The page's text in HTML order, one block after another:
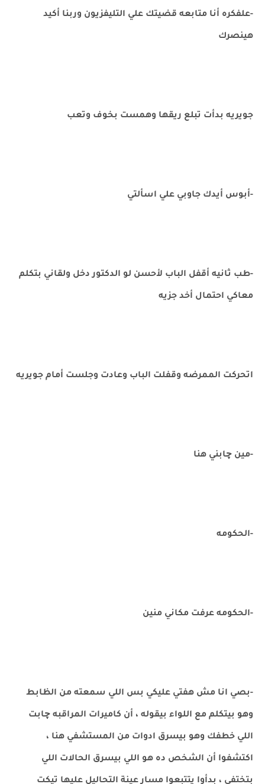
-علفكره أنا متابعه قضيتك علي التليفزيون وربنا أكيد
هينصرك
جويريه بدأت تبلع ريقها وهمست بخوف وتعب
-أبوس أيدك جاوبي علي اسألتي
-طب ثانيه أقفل الباب لأحسن لو الدكتور دخل ولقاني بتكلم
معاكي احتمال أخد جزيه
اتحركت الممرضه وقفلت الباب وعادت وجلست أمام جويريه
-مين چابني هنا
-الحكومه
-الحكومه عرفت مكاني منين
-بصي انا مش هفتي عليكي بس اللي سمعته من الظابط
وهو بيتكلم مع اللواء بيقوله ، أن كاميرات المراقبه چابت
اللي خطفك وهو بيسرق ادوات من المستشفي هنا ،
اكتشفوا أن الشخص ده هو اللي بيسرق الحالات اللي
بتختفي ، بدأوا يتتبعوا مسار عينة التحاليل عليها تيكت